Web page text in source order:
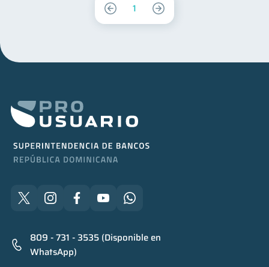
1
809 - 731 - 3535 (Disponible en
WhatsApp)